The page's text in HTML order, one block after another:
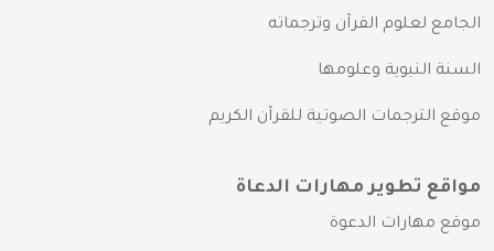
الجامع لعلوم القرآن وترجماته
السنة النبوية وعلومها
موقع الترجمات الصوتية للقرآن الكريم
مواقع تطوير مهارات الدعاة
موقع مهارات الدعوة